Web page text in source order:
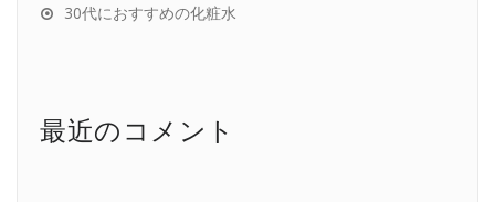
30代におすすめの化粧水
最近のコメント